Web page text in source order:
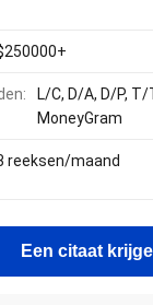
L/C, D/A, D/P,
MoneyGram
reeksen/maand
Een citaat